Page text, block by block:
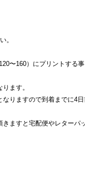
。
〜160）にプリントする
ます。
りますので到着までに4
ますと宅配便やレターパ